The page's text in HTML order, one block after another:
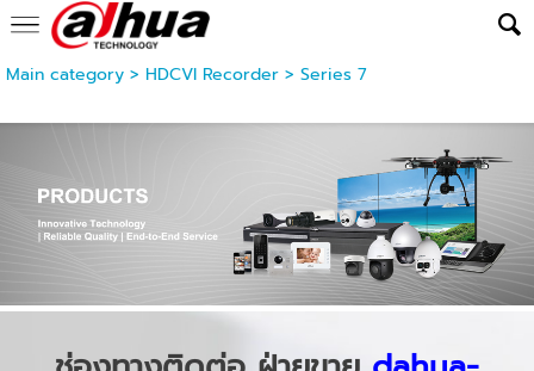
Main category> HDCVI Recorder> Series 7